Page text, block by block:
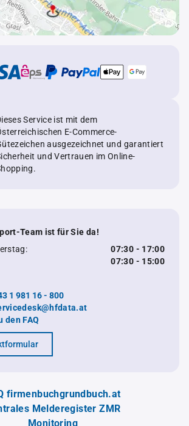
Service ist mit dem
E-Commerce-
ausgezeichnet und garantiert
und Vertrauen im Online-
Team ist für Sie da!
07:30 - 17:00
07:30 - 15:00
1 981 16 - 800
den FAQ
firmenbuchgrundbuch.at
Melderegister ZMR
Monitoring